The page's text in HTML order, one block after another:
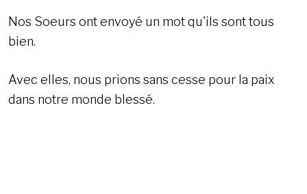
Nos Soeurs ont envoyé un mot qu'ils sont tous
bien.
Avec elles, nous prions sans cesse pour la paix
dans notre monde blessé.